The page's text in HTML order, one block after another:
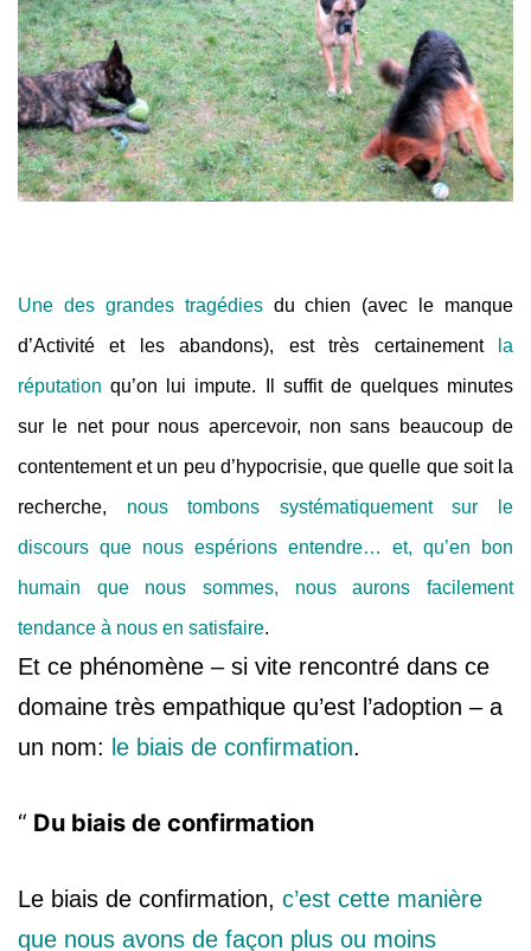
Une des grandes tragédiesdu chien (avec le manque
d’Activité et les abandons), est très certainement
la
réputation qu’on lui impute. Il suffit de quelques minutes
sur le net pour nous apercevoir, non sans beaucoup de
contentement et un peu d’hypocrisie, que quelle que soit la
recherche, nous tombons systématiquement sur le
discours que nous espérions entendre… et, qu’en bon
humain que nous sommes, nous aurons facilement
tendance à nous en satisfaire.
Et ce phénomène – si vite rencontré dans ce
domaine très empathique qu’est l’adoption – a
un nom: le biais de confirmation.
Du biais de confirmation
Le biais de confirmation, c’est cette manière
que nous avons de façon plus ou moins